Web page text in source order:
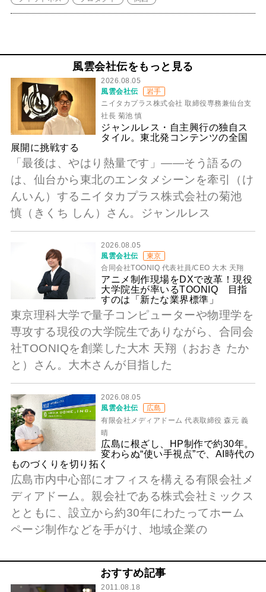
風雲会社伝をもっと見る
2026.08.05
風雲会社伝
岩手
ニイタカプラス株式会社 取締役専務兼仙台支
社長 菊池 慎
ジャンルレス・自主興行の独自ス
タイル。東北発コンテンツの全国
展開に挑戦する
「最後は、やはり熱量です」――そう語るの
は、仙台から東北のエンタメシーンを牽引（け
んいん）するニイタカプラス株式会社の菊池
慎（きくち しん）さん。ジャンルレス
2026.08.05
風雲会社伝
東京
合同会社TOONIQ 代表社員/CEO 大木 天翔
アニメ制作現場をDXで改革！現役
大学院生が率いるTOONIQ 目指
すのは「新たな業界標準」
東京理科大学で量子コンピューターや物理学を
専攻する現役の大学院生でありながら、合同会
社TOONIQを創業した大木 天翔（おおき たか
と）さん。大木さんが目指した
2026.08.05
風雲会社伝
広島
有限会社メディアドーム 代表取締役 森元 義
晴
広島に根ざし、HP制作で約30年。
変わらぬ“使い手視点”で、AI時代の
ものづくりを切り拓く
広島市内中心部にオフィスを構える有限会社メ
ディアドーム。親会社である株式会社ミックス
とともに、設立から約30年にわたってホーム
ページ制作などを手がけ、地域企業の
おすすめ記事
2011.08.18